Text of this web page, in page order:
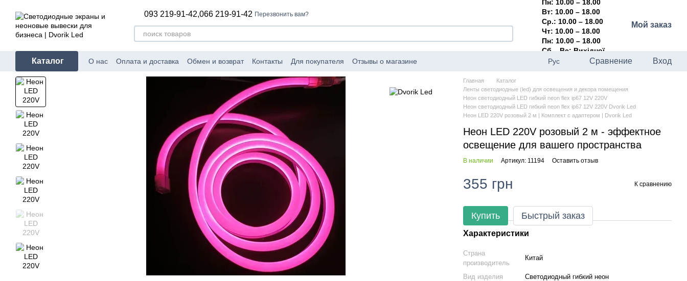
093 219-91-42,066 219-91-42 Перезвонить вам?
Пн: 10.00 – 18.00
Вт: 10.00 – 18.00
Ср.: 10.00 – 18.00
Чт: 10.00 – 18.00
Пн: 10.00 – 18.00
Сб – Вс: Вихідної
Мой заказ
Каталог О нас Оплата и доставка Обмен и возврат Контакты Для покупателя
Отзывы о магазине
Рус Сравнение Вход
Главная
Каталог
Ленты светодиодные (led) для освещения и декора помещения
Неон светодиодный LED гибкий neon flex ip67 12V 220V
Неон светодиодный LED гибкий neon flex ip67 12V 220V Dvorik Led
Неон LED 220V розовый 2 м | Комплект с адаптером | Dvorik Led
Неон LED 220V розовый 2 м - эффектное
освещение для вашего пространства
В наличии Артикул: 11194 Оставить отзыв
355 грн К сравнению
Купить Быстрый заказ
Характеристики
Страна
производитель
Китай
Вид изделия
Светодиодный гибкий неон